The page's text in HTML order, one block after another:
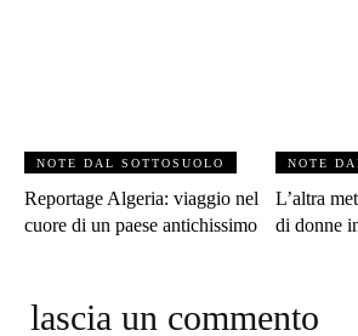
NOTE DAL SOTTOSUOLO
Reportage Algeria: viaggio nel
cuore di un paese antichissimo
NOTE
L’altra
di donne
lascia un commento